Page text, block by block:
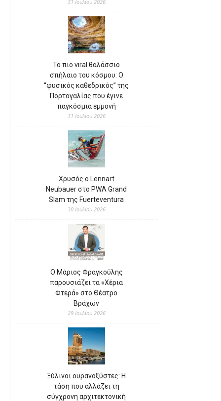
31 Ιουλίου 2026
Το πιο viral θαλάσσιο
σπήλαιο του κόσμου: Ο
“φυσικός καθεδρικός” της
Πορτογαλίας που έγινε
παγκόσμια εμμονή
31 Ιουλίου 2026
Χρυσός ο Lennart
Neubauer στο PWA Grand
Slam της Fuerteventura
30 Ιουλίου 2026
Ο Μάριος Φραγκούλης
παρουσιάζει τα «Χέρια
Φτερά» στο Θέατρο
Βράχων
29 Ιουλίου 2026
Ξύλινοι ουρανοξύστες: Η
τάση που αλλάζει τη
σύγχρονη αρχιτεκτονική